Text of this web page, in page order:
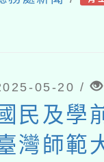
05-20 /
民及學
灣師範